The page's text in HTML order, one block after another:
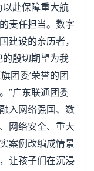
以赴保障重大航
责任担当。数字
建设的亲历者，
的殷切期望为我
团委’荣誉的团
”广东联通团委
入网络强国、数
网络安全、重大
案例改编成情景
让孩子们在沉浸